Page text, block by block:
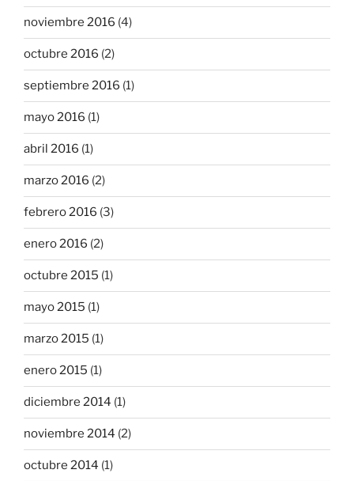
noviembre 2016 (4)
octubre 2016 (2)
septiembre 2016 (1)
mayo 2016 (1)
abril 2016 (1)
marzo 2016 (2)
febrero 2016 (3)
enero 2016 (2)
octubre 2015 (1)
mayo 2015 (1)
marzo 2015 (1)
enero 2015 (1)
diciembre 2014 (1)
noviembre 2014 (2)
octubre 2014 (1)